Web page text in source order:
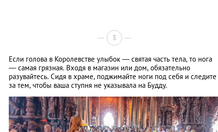
5
Если голова в Королевстве улыбок — святая часть тела, то нога
— самая грязная. Входя в магазин или дом, обязательно
разувайтесь. Сидя в храме, поджимайте ноги под себя и следите
за тем, чтобы ваша ступня не указывала на Будду.